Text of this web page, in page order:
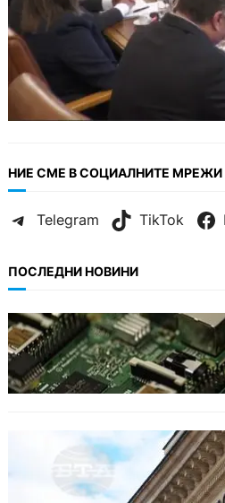
НИЕ СМЕ В СОЦИАЛНИТЕ МРЕЖИ
Telegram TikTok
ПОСЛЕДНИ НОВИНИ
ИКОНОМИКА
Кои българи се
от 2300 евро.
БЕЗ КАТЕГОРИЯ
Дрон се взриви
търси отговори